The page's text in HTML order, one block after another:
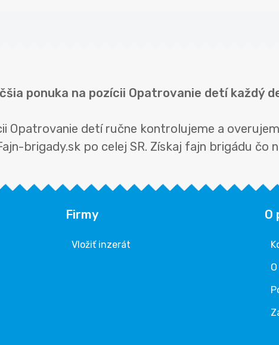
ponuka na pozícii Opatrovanie detí každý
Opatrovanie detí ručne kontrolujeme a
brigady.sk po celej SR. Získaj fajn brigádu čo
Firmy
Vložiť inzerát
O